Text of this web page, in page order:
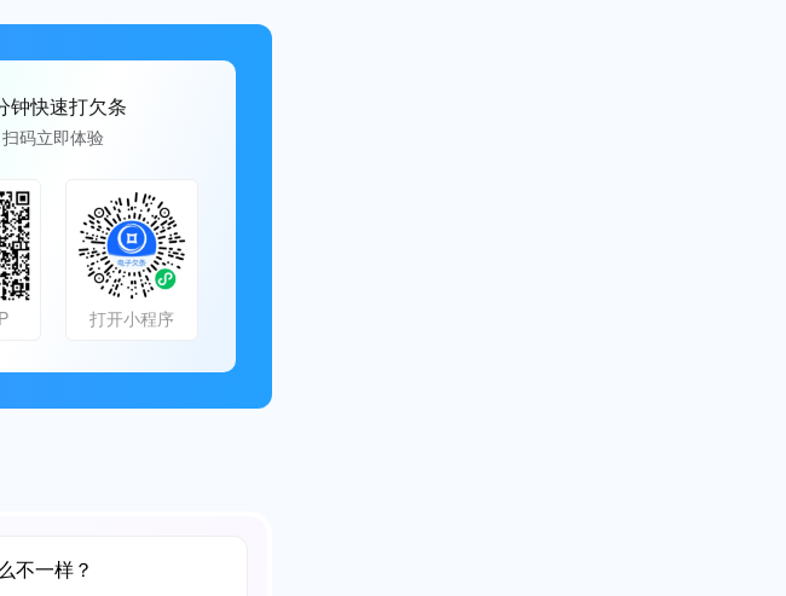
钟快速打欠条
扫码立即体验
打开小程序
不一样？